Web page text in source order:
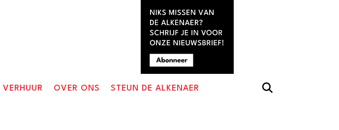
VERHUUR OVER ONS STEUN DE ALKENAER